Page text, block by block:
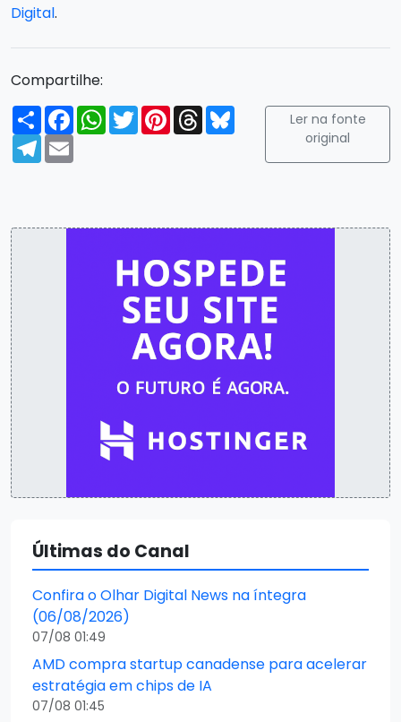
Digital.
Compartilhe:
Compartilhar
FacebookWhatsApp
TwitterPinterest
ThreadsBluesky
Telegram
Email
Ler na fonte
original
Últimas do Canal
Confira o Olhar Digital News na íntegra
(06/08/2026)
07/08 01:49
AMD compra startup canadense para acelerar
estratégia em chips de IA
07/08 01:45